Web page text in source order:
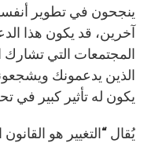
ينجحون في تطوير
آخرين، قد يكون هذا
المجتمعات التي تشارك
الذين يدعمونك
يكون له تأثير كبير في
يُقال “التغيير هو